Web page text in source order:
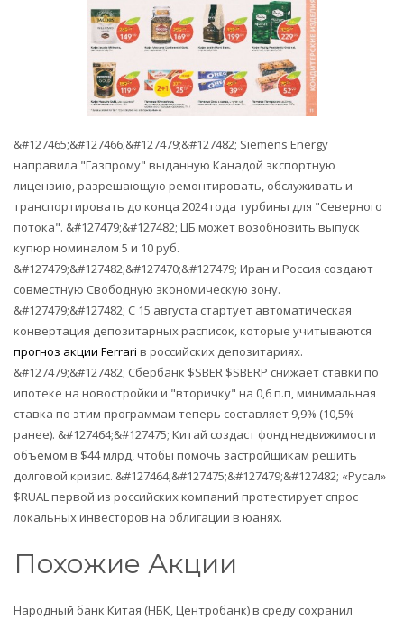
&#127465;&#127466;&#127479;&#127482; Siemens Energy
направила "Газпрому" выданную Канадой экспортную
лицензию, разрешающую ремонтировать, обслуживать и
транспортировать до конца 2024 года турбины для "Северного
потока". &#127479;&#127482; ЦБ может возобновить выпуск
купюр номиналом 5 и 10 руб.
&#127479;&#127482;&#127470;&#127479; Иран и Россия создают
совместную Свободную экономическую зону.
&#127479;&#127482; С 15 августа стартует автоматическая
конвертация депозитарных расписок, которые учитываются
прогноз акции Ferrari в российских депозитариях.
&#127479;&#127482; Сбербанк $SBER $SBERP снижает ставки по
ипотеке на новостройки и "вторичку" на 0,6 п.п, минимальная
ставка по этим программам теперь составляет 9,9% (10,5%
ранее). &#127464;&#127475; Китай создаст фонд недвижимости
объемом в $44 млрд, чтобы помочь застройщикам решить
долговой кризис. &#127464;&#127475;&#127479;&#127482; «Русал»
$RUAL первой из российских компаний протестирует спрос
локальных инвесторов на облигации в юанях.
Похожие Акции
Народный банк Китая (НБК, Центробанк) в среду сохранил